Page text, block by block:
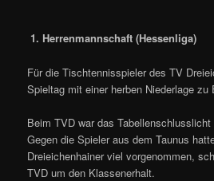
1. Herrenmannschaft (Hessenliga)
Für die Tischtennisspieler des TV
Spieltag mit einer herben Niederlage zu
Beim TVD war das
Gegen die Spieler aus dem Taunus
Dreieichenhainer viel vorgenommen,
TVD um den Klassenerhalt.